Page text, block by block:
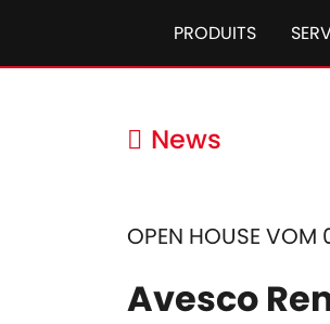
PRODUITS
News
OPEN HOUSE VOM
Avesco